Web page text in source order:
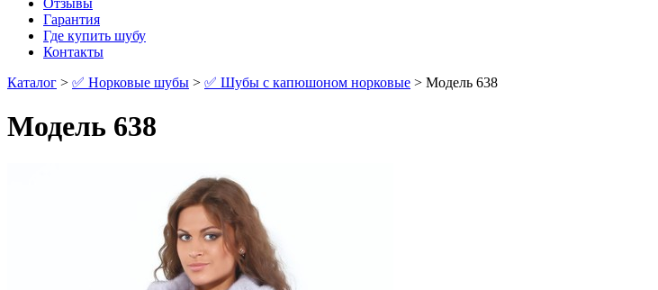
Отзывы
Гарантия
Где купить шубу
Контакты
Каталог > ✅ Норковые шубы > ✅ Шубы с капюшоном норковые > Модель 638
Модель 638